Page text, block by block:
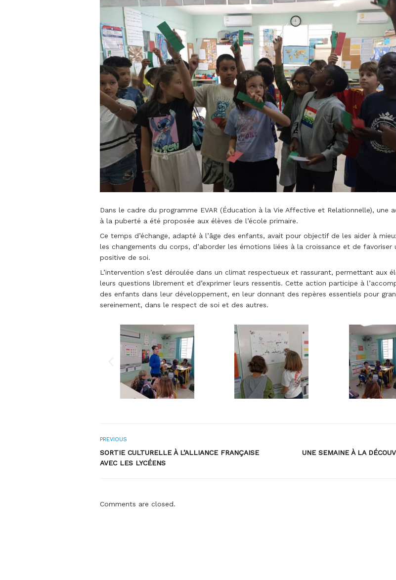
Dans le cadre du programme EVAR (Éducation à la Vie Affective et Relationnelle), une
à la puberté a été proposée aux élèves de l’école primaire.
Ce temps d’échange, adapté à l’âge des enfants, avait pour objectif de les aider à
les changements du corps, d’aborder les émotions liées à la croissance et de favoriser
positive de soi.
L’intervention s’est déroulée dans un climat respectueux et rassurant, permettant aux
leurs questions librement et d’exprimer leurs ressentis. Cette action participe à
des enfants dans leur développement, en leur donnant des repères essentiels pour
sereinement, dans le respect de soi et des autres.
PREVIOUS
SORTIE CULTURELLE À L’ALLIANCE FRANÇAISE
AVEC LES LYCÉENS
UNE SEMAINE À LA
Comments are closed.